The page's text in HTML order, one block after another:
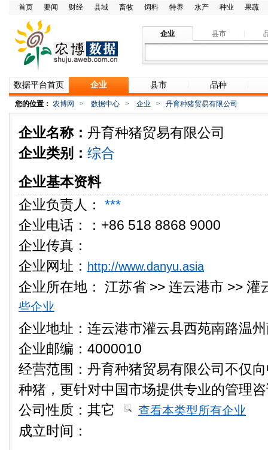
首页 要闻 财经 县域 畜牧 饲料 特养 水产 种业 果蔬
企业 县市
数据平台首页 企业 县市 品种
您的位置： 农博网 > 数据中心 > 企业 > 丹育种猪贸易有限公司
企业名称： 丹育种猪贸易有限公司
企业类别： 综合
企业基本资料
企业负责人： ***
企业电话：：+86 518 8868 9000
企业传真：
企业网址： http://www.danyu.asia
企业所在地：
江苏省 >> 连云港市 >> 灌
些企业
企业地址：连云港市灌云县西苑南路温
企业邮编：4000010
经营范围：丹育种猪贸易有限公司不仅
种猪，更针对中国市场提供专业的管理
公司性质： 其它 查看本类型所有企业
成立时间：